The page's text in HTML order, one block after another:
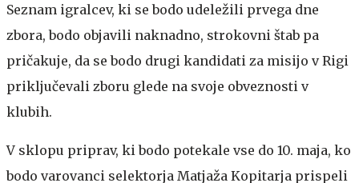
Seznam igralcev, ki se bodo udeležili prvega dne
zbora, bodo objavili naknadno, strokovni štab pa
pričakuje, da se bodo drugi kandidati za misijo v Rigi
priključevali zboru glede na svoje obveznosti v
klubih.
V sklopu priprav, ki bodo potekale vse do 10. maja, ko
bodo varovanci selektorja Matjaža Kopitarja prispeli